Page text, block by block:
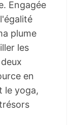
Engagée
plume
les
en
le yoga,